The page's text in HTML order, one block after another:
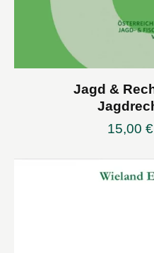
Jagd &
15,00 €